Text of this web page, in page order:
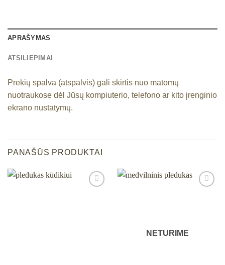
APRAŠYMAS
ATSILIEPIMAI
Prekių spalva (atspalvis) gali skirtis nuo matomų
nuotraukose dėl Jūsų kompiuterio, telefono ar kito įrenginio
ekrano nustatymų.
PANAŠŪS PRODUKTAI
NETURIME